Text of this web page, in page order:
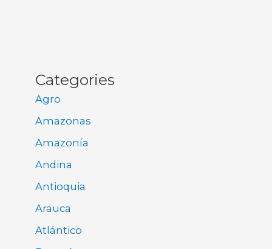
Categories
Agro
Amazonas
Amazonía
Andina
Antioquia
Arauca
Atlántico